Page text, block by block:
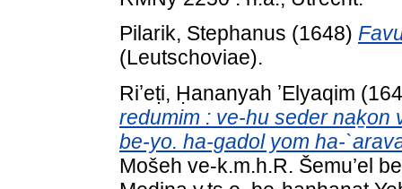
Pilarik, Stephanus (1648)
(Leutschoviae).
Riʼeṭi, Ḥananyah ʼElyaqim
redumim : ve-hu seder naḵon
be-yo. ha-gadol yom ha-
Mošeh ve-k.m.h.R. Šemu’el